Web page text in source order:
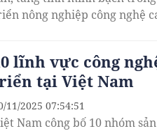
nông nghiệp công nghệ
lĩnh vực công
tại Việt Nam
Nam công bố 10 nhóm
11/2025 07:54:51